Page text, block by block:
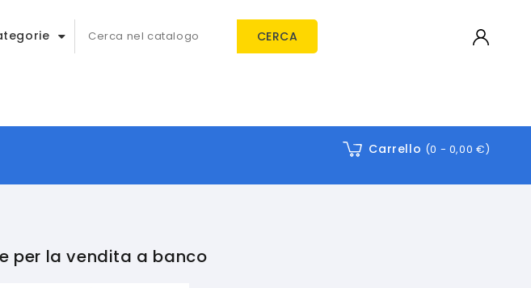
CERCA
Carrello (0 - 0,00 €)
per la vendita a banco